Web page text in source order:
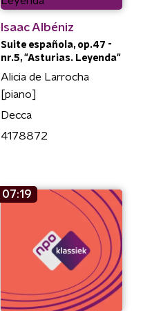
Isaac Albéniz
Suite española, op.47 -
nr.5, "Asturias. Leyenda"
Alicia de Larrocha
[piano]
Decca
4178872
07:19